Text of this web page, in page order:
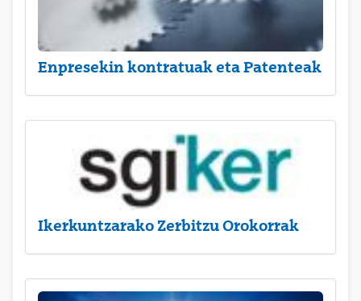
Enpresekin kontratuak eta Patenteak
Ikerkuntzarako Zerbitzu Orokorrak